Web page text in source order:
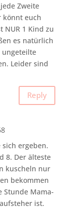
Zweite
könnt euch
NUR 1 Kind zu
es natürlich
ungeteilte
Leider sind
Reply
ergeben.
8. Der älteste
kuscheln nur
bekommen
Stunde Mama-
ist.